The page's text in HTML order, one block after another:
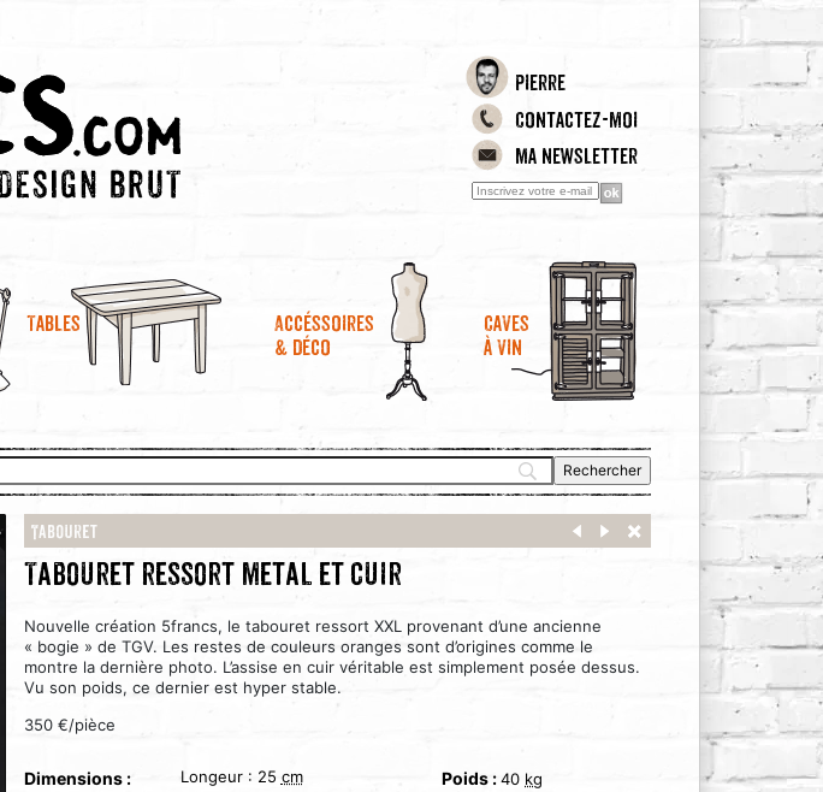
Pierre
Contactez-moi
Ma newsletter
Tables
Accéssoires
& déco
Caves
à vin
Tabouret
Tabouret ressort metal et cuir
Nouvelle création 5francs, le tabouret ressort XXL provenant d’une ancienne
« bogie » de TGV. Les restes de couleurs oranges sont d’origines comme le
montre la dernière photo. L’assise en cuir véritable est simplement posée dessus.
Vu son poids, ce dernier est hyper stable.
350 €/pièce
Dimensions : Longeur : 25 cm
Poids :40 kg